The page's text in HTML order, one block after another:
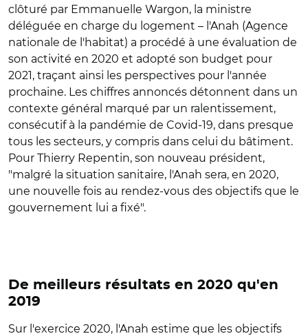
clôturé par Emmanuelle Wargon, la ministre
déléguée en charge du logement – l'Anah (Agence
nationale de l'habitat) a procédé à une évaluation de
son activité en 2020 et adopté son budget pour
2021, traçant ainsi les perspectives pour l'année
prochaine. Les chiffres annoncés détonnent dans un
contexte général marqué par un ralentissement,
consécutif à la pandémie de Covid-19, dans presque
tous les secteurs, y compris dans celui du bâtiment.
Pour Thierry Repentin, son nouveau président,
"malgré la situation sanitaire, l'Anah sera, en 2020,
une nouvelle fois au rendez-vous des objectifs que le
gouvernement lui a fixé".
De meilleurs résultats en 2020 qu'en
2019
Sur l'exercice 2020, l'Anah estime que les objectifs